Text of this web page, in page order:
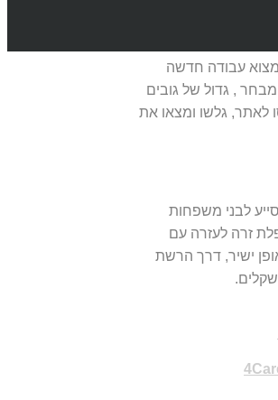
עבודה חדשה
, גדול של גובים
לאתר, גלשו ומצאו את
לסייע לבני משפחות
זרה לעזרה עם
ישיר, דרך הרשת